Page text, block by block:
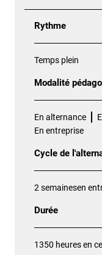
Rythme
Temps plein
Modalité
En alternance
En entreprise
Cycle de
2 semainesen
Durée
1350 heures en